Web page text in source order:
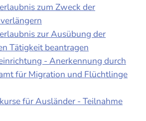
zum Zweck der
zur Ausübung der
Tätigkeit beantragen
- Anerkennung durch
für Migration und Flüchtlinge
für Ausländer - Teilnahme